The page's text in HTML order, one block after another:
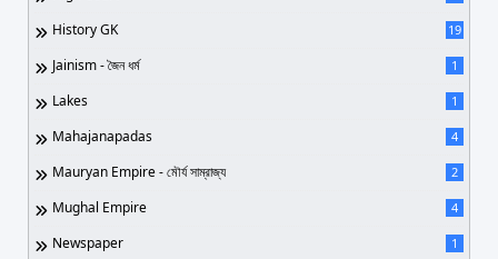
History GK 19
Jainism - জৈন ধর্ম 1
Lakes 1
Mahajanapadas 4
Mauryan Empire - মৌর্য সাম্রাজ্য 2
Mughal Empire 4
Newspaper 1